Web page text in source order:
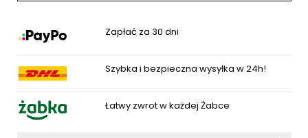
Zapłać za 30 dni
Szybka i bezpieczna wysyłka w 24h!
Łatwy zwrot w każdej Żabce